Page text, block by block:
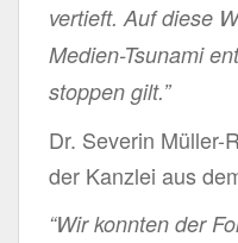
vertieft. Auf diese
Medien-Tsunami
stoppen gilt.”
Dr. Severin Müller-
der Kanzlei aus
“Wir konnten der